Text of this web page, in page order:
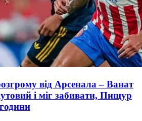
від Арсенала – Ванат
і міг забивати, Пищур